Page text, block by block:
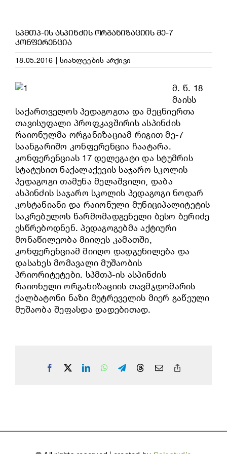
ᲡᲞᲛᲗᲞ-ᲘᲡ ᲐᲡᲞᲘᲜᲫᲘᲡ ᲝᲠᲒᲐᲜᲘᲖᲐᲪᲘᲘᲡ ᲛᲔ-7
ᲙᲝᲜᲤᲔᲠᲔᲜᲪᲘᲐ
18.05.2016 | სიახლეების არქივი
მ. წ. 18
მაისს
საქართველოს პედაგოგთა და მეცნიერთა
თავისუფალი პროფკავშირის ასპინძის
რაიონულმა ორგანიზაციამ რიგით მე-7
საანგარიშო კონფერენცია ჩაატარა.
კონფერენციას 17 დელეგატი და სტუმრის
სტატუსით ნაქალაქევის საჯარო სკოლის
პედაგოგი თამუნა მელაშვილი, დაბა
ასპინძის საჯარო სკოლის პედაგოგი ნოდარ
კოსტანიანი და რაიონული მუნიციპალიტეტის
საკრებულოს წარმომადგენელი ბესო ბერიძე
ესწრებოდნენ. პედაგოგებმა აქტიური
მონაწილეობა მიიღეს კამათში,
კონფერენციამ მიიღო დადგენილება და
დასახეს მომავალი მუშაობის
პრიორიტეტები. სპმთპ-ის ასპინძის
რაიონული ორგანიზაციის თავმჯდომარის
ქალბატონი ნაზი მეტრეველის მიერ გაწეული
მუშაობა შეფასდა დადებითად.
Facebook LinkedInWhatsApp
TelegramThreadsEmail